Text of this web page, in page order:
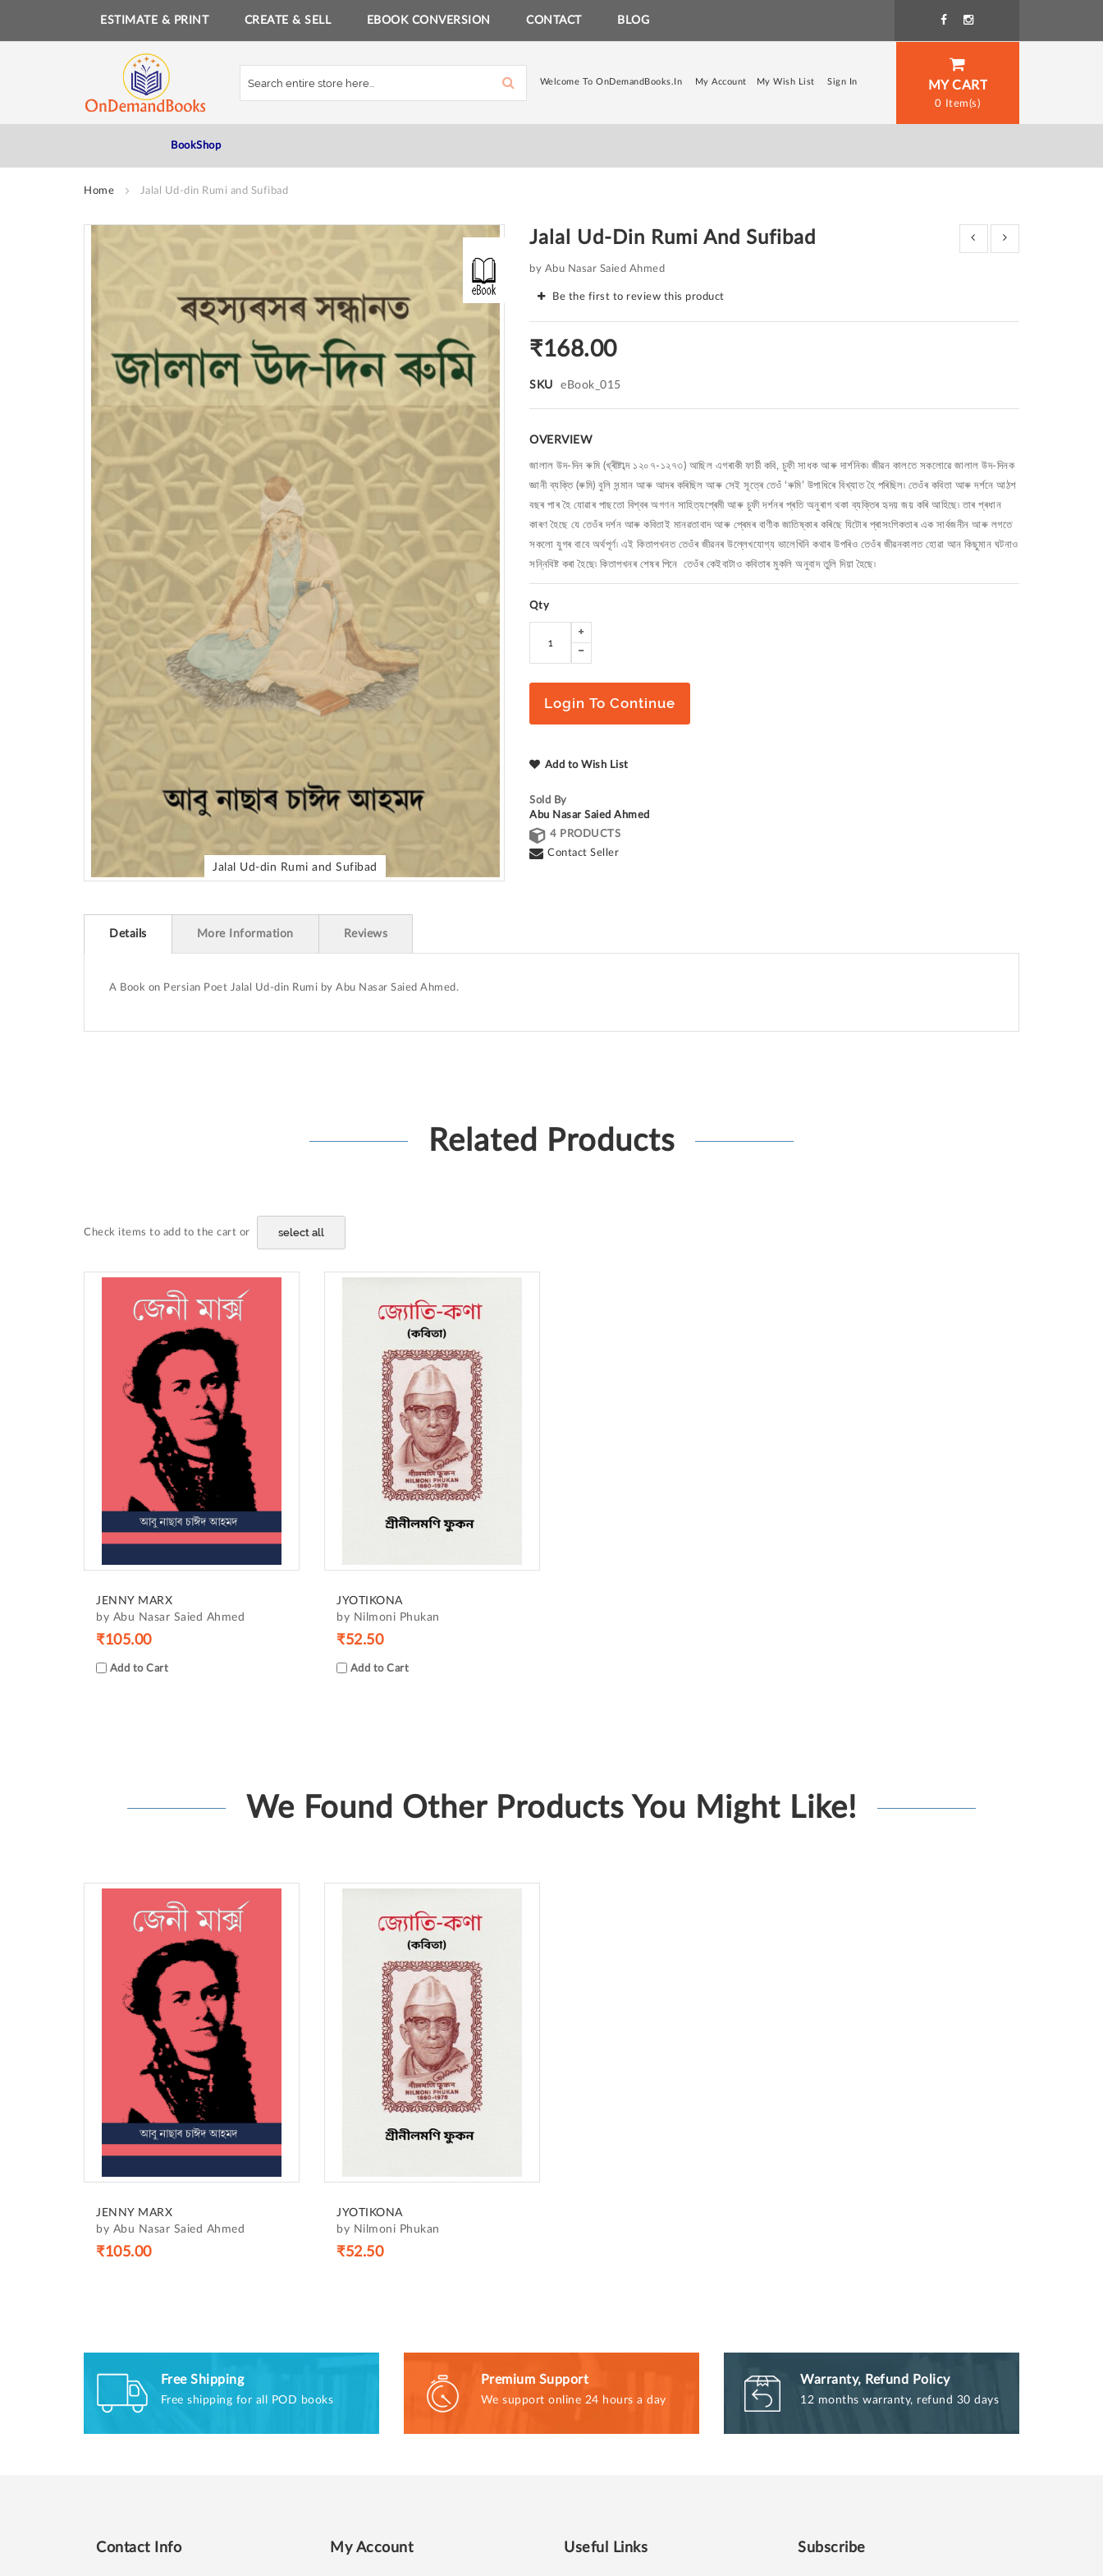
ESTIMATE & PRINT CREATE & SELL EBOOK CONVERSION CONTACT BLOG
Content
MY CART
0
Welcome To OnDemandBooks.in My Account My Wish List Sign In
BookShop
Home Jalal Ud-din Rumi and Sufibad
images
gallery
Jalal Ud-din Rumi and Sufibad
the
beginning
gallery
Jalal Ud-Din Rumi And Sufibad
by Abu Nasar Saied Ahmed
Be the first to review this product
₹168.00
SKU eBook_015
OVERVIEW
জালাল উদ-দিন ৰুমি (খ্ৰীষ্টাব্দ ১২০৭-১২৭৩) আছিল এগৰাকী ফাৰ্চী কবি, চুফী সাধক আৰু দাৰ্শনিক৷ জীৱন কালতে সকলোৱে জালাল উদ-দিনক
জ্ঞানী ব্যক্তি (ৰুমি) বুলি সন্মান আৰু আদৰ কৰিছিল আৰু সেই সূত্ৰে তেওঁ ‘ৰুমি’ উপাধিৰে বিখ্যাত হৈ পৰিছিল৷ তেওঁৰ কবিতা আৰু দৰ্শনে আঠশ
বছৰ পাৰ হৈ যোৱাৰ পাছতো বিশ্বৰ অগণন সাহিত্যপ্ৰেমী আৰু চুফী দৰ্শনৰ প্ৰতি অনুৰাগ থকা ব্যক্তিৰ হৃদয় জয় কৰি আহিছে৷ তাৰ প্ৰধান
কাৰণ হৈছে যে তেওঁৰ দৰ্শন আৰু কবিতাই মানৱতাবাদ আৰু প্ৰেমৰ বাণীক জাতিষ্কাৰ কৰিছে যিটোৰ প্ৰাসংগিকতাৰ এক সাৰ্বজনীন আৰু লগতে
সকলো যুগৰ বাবে অৰ্থপূৰ্ণ৷ এই কিতাপখনত তেওঁৰ জীৱনৰ উল্লেখযোগ্য ভালেখিনি কথাৰ উপৰিও তেওঁৰ জীৱনকালত হোৱা আন কিছুমান ঘটনাও
সন্নিবিষ্ট কৰা হৈছে৷ কিতাপখনৰ শেষৰ পিনে তেওঁৰ কেইবাটাও কবিতাৰ মুকলি অনুবাদ তুলি দিয়া হৈছে৷
Qty
Login To Continue
Add to Wish List
Sold By
Abu Nasar Saied Ahmed
4 PRODUCTS
Contact Seller
Details
A Book on Persian Poet Jalal Ud-din Rumi by Abu Nasar Saied Ahmed.
More Information Reviews
Related Products
Check items to add to the cart or select all
JENNY MARX
by Abu Nasar Saied Ahmed
₹105.00
Add to Cart
JYOTIKONA
by Nilmoni Phukan
₹52.50
Add to Cart
We Found Other Products You Might Like!
JENNY MARX
by Abu Nasar Saied Ahmed
₹105.00
JYOTIKONA
by Nilmoni Phukan
₹52.50
Free Shipping
Free shipping for all POD books
Premium Support
We support online 24 hours a day
Warranty, Refund Policy
12 months warranty, refund 30 days
Contact Info My Account Useful Links Subscribe